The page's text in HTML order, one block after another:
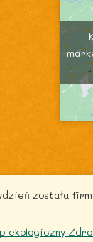
została firma:
ekologiczny